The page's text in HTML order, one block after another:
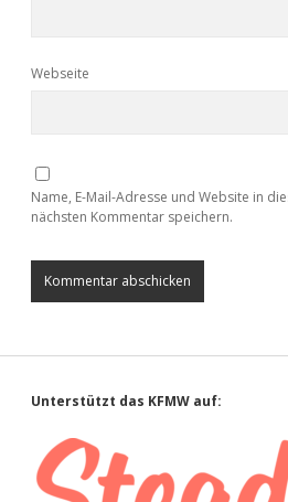
Webseite
Name, E-Mail-Adresse und Website in
nächsten Kommentar speichern.
Sidebar
Unterstützt das KFMW auf: